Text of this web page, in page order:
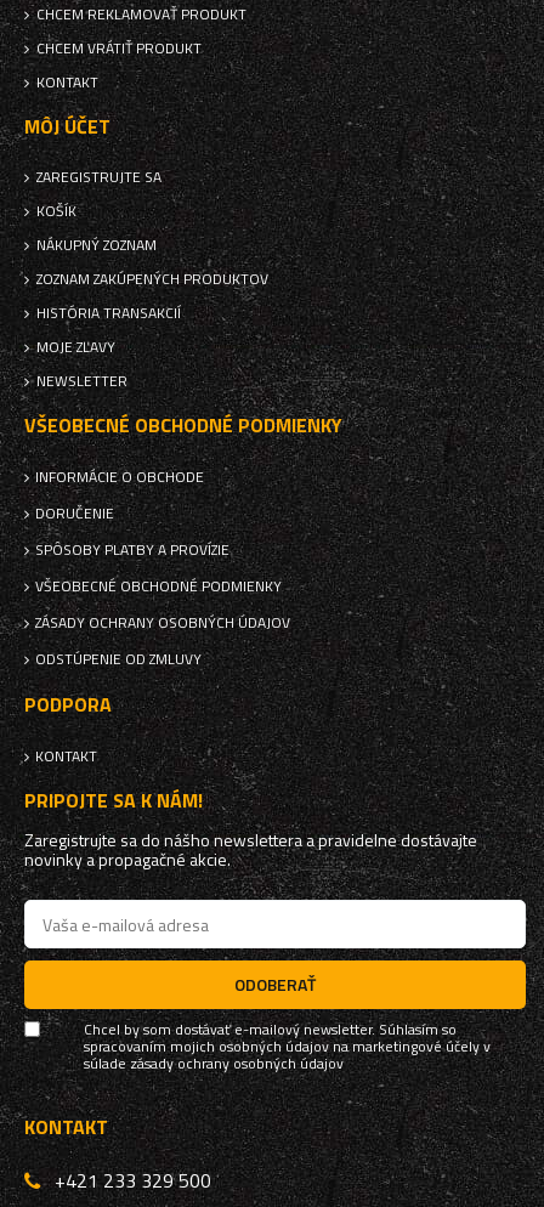
CHCEM REKLAMOVAŤ PRODUKT
CHCEM VRÁTIŤ PRODUKT
KONTAKT
MÔJ ÚČET
ZAREGISTRUJTE SA
KOŠÍK
NÁKUPNÝ ZOZNAM
ZOZNAM ZAKÚPENÝCH PRODUKTOV
HISTÓRIA TRANSAKCIÍ
MOJE ZĽAVY
NEWSLETTER
VŠEOBECNÉ OBCHODNÉ PODMIENKY
INFORMÁCIE O OBCHODE
DORUČENIE
SPÔSOBY PLATBY A PROVÍZIE
VŠEOBECNÉ OBCHODNÉ PODMIENKY
ZÁSADY OCHRANY OSOBNÝCH ÚDAJOV
ODSTÚPENIE OD ZMLUVY
PODPORA
KONTAKT
PRIPOJTE SA K NÁM!
Zaregistrujte sa do nášho newslettera a pravidelne dostávajte
novinky a propagačné akcie.
ODOBERAŤ
Chcel by som dostávať e-mailový newsletter. Súhlasím so
spracovaním mojich osobných údajov na marketingové účely v
súladezásady ochrany osobných údajov
KONTAKT
+421 233 329 500